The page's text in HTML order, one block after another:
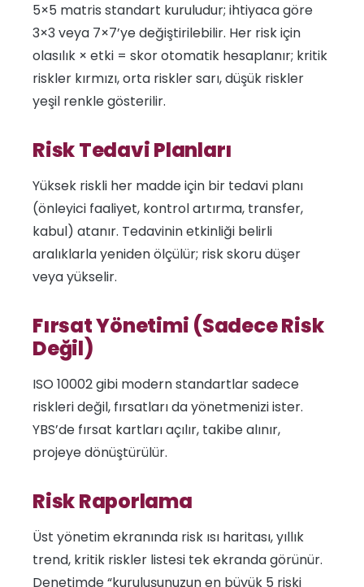
5×5 matris standart kuruludur; ihtiyaca göre
3×3 veya 7×7’ye değiştirilebilir. Her risk için
olasılık × etki = skor otomatik hesaplanır; kritik
riskler kırmızı, orta riskler sarı, düşük riskler
yeşil renkle gösterilir.
Risk Tedavi Planları
Yüksek riskli her madde için bir tedavi planı
(önleyici faaliyet, kontrol artırma, transfer,
kabul) atanır. Tedavinin etkinliği belirli
aralıklarla yeniden ölçülür; risk skoru düşer
veya yükselir.
Fırsat Yönetimi (Sadece Risk
Değil)
ISO 10002 gibi modern standartlar sadece
riskleri değil, fırsatları da yönetmenizi ister.
YBS’de fırsat kartları açılır, takibe alınır,
projeye dönüştürülür.
Risk Raporlama
Üst yönetim ekranında risk ısı haritası, yıllık
trend, kritik riskler listesi tek ekranda görünür.
Denetimde “kuruluşunuzun en büyük 5 riski